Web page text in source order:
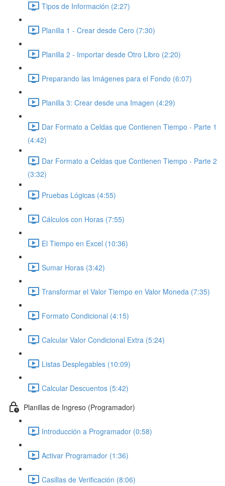
Tipos de Información (2:27)
Planilla 1 - Crear desde Cero (7:30)
Planilla 2 - Importar desde Otro Libro (2:20)
Preparando las Imágenes para el Fondo (6:07)
Planilla 3: Crear desde una Imagen (4:29)
Dar Formato a Celdas que Contienen Tiempo - Parte 1
(4:42)
Dar Formato a Celdas que Contienen Tiempo - Parte 2
(3:32)
Pruebas Lógicas (4:55)
Cálculos con Horas (7:55)
El Tiempo en Excel (10:36)
Sumar Horas (3:42)
Transformar el Valor Tiempo en Valor Moneda (7:35)
Formato Condicional (4:15)
Calcular Valor Condicional Extra (5:24)
Listas Desplegables (10:09)
Calcular Descuentos (5:42)
Planillas de Ingreso (Programador)
Introducción a Programador (0:58)
Activar Programador (1:36)
Casillas de Verificación (8:06)